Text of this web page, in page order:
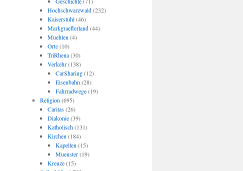
Hochschwarzwald(232)
Kaiserstuhl(46)
Markgraeflerland(44)
Muehlen (4)
Orte(10)
TriRhena(30)
Verkehr(138)
CarSharing(12)
Eisenbahn (28)
Fahrradwege(19)
Religion (695)
Caritas(26)
Diakonie(39)
Katholisch(131)
Kirchen (184)
Kapellen (15)
Muenster(19)
Kreuze(15)